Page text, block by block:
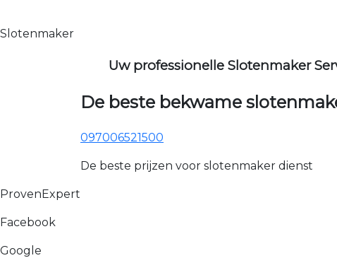
Slotenmaker
Uw professionelle Slotenmaker
De beste bekwame
097006521500
De beste prijzen voor slotenmaker dienst
ProvenExpert
Facebook
Google